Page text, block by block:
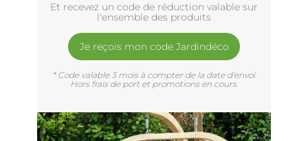
Et recevez un code de réduction valable sur
l'ensemble des produits
Je reçois mon code Jardindéco
* Code valable 3 mois à compter de la date d'envoi.
Hors frais de port et promotions en cours.